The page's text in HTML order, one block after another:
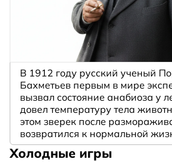
В 1912 году русский ученый
Бахметьев первым в мире
вызвал состояние анабиоза у
довел температуру тела
этом зверек после
возвратился к нормальной
Холодные игры